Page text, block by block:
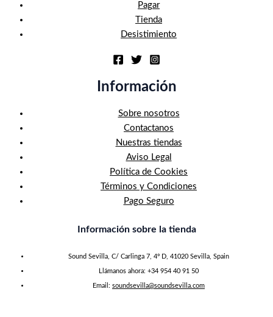
Pagar
Tienda
Desistimiento
Información
Sobre nosotros
Contactanos
Nuestras tiendas
Aviso Legal
Política de Cookies
Términos y Condiciones
Pago Seguro
Información sobre la tienda
Sound Sevilla, C/ Carlinga 7, 4º D, 41020 Sevilla, Spain
Llámanos ahora: +34 954 40 91 50
Email: soundsevilla@soundsevilla.com